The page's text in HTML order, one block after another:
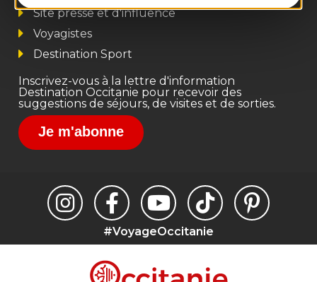
Site presse et d'influence
Voyagistes
Destination Sport
Inscrivez-vous à la lettre d'information
Destination Occitanie pour recevoir des
suggestions de séjours, de visites et de sorties.
Je m'abonne
#VoyageOccitanie